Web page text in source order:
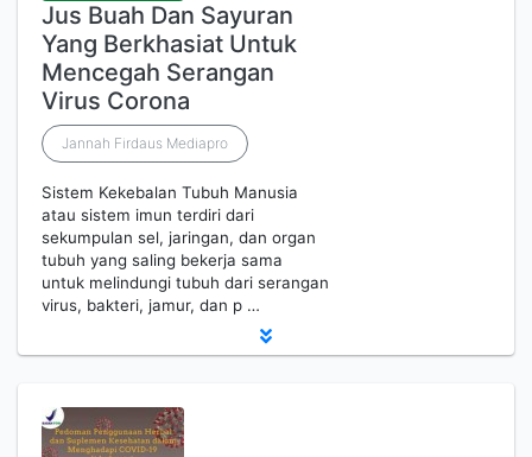
Jus Buah Dan Sayuran
Yang Berkhasiat Untuk
Mencegah Serangan
Virus Corona
Jannah Firdaus Mediapro
Sistem Kekebalan Tubuh Manusia
atau sistem imun terdiri dari
sekumpulan sel, jaringan, dan organ
tubuh yang saling bekerja sama
untuk melindungi tubuh dari serangan
virus, bakteri, jamur, dan p …